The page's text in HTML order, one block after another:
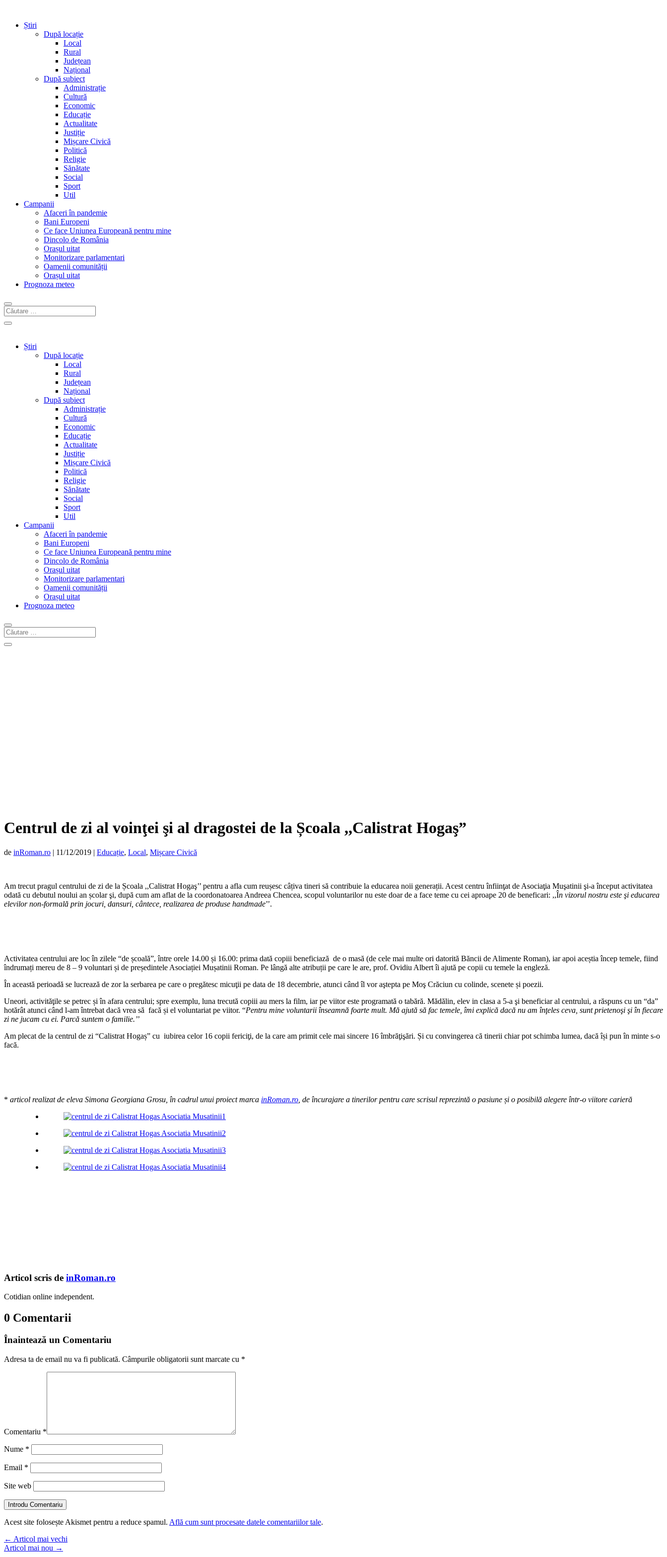
Știri
După locație
Local
Rural
Județean
Național
După subiect
Administrație
Cultură
Economic
Educație
Actualitate
Justiție
Mișcare Civică
Politică
Religie
Sănătate
Social
Sport
Util
Campanii
Afaceri în pandemie
Bani Europeni
Ce face Uniunea Europeană pentru mine
Dincolo de România
Orașul uitat
Monitorizare parlamentari
Oamenii comunității
Orașul uitat
Prognoza meteo
Știri
După locație
Local
Rural
Județean
Național
După subiect
Administrație
Cultură
Economic
Educație
Actualitate
Justiție
Mișcare Civică
Politică
Religie
Sănătate
Social
Sport
Util
Campanii
Afaceri în pandemie
Bani Europeni
Ce face Uniunea Europeană pentru mine
Dincolo de România
Orașul uitat
Monitorizare parlamentari
Oamenii comunității
Orașul uitat
Prognoza meteo
Centrul de zi al voinţei şi al dragostei de la Școala ,,Calistrat Hogaş”
de inRoman.ro | 11/12/2019 | Educație, Local, Mișcare Civică
Am trecut pragul centrului de zi de la Școala ,,Calistrat Hogaş’’ pentru a afla cum reușesc câțiva tineri să contribuie la educarea noii generații. Acest centru înfiinţat de Asociaţia Muşatinii şi-a început activitatea
odată cu debutul noului an școlar şi, după cum am aflat de la coordonatoarea Andreea Chencea, scopul voluntarilor nu este doar de a face teme cu cei aproape 20 de beneficari: ,,În vizorul nostru este şi educarea
elevilor non-formală prin jocuri, dansuri, cântece, realizarea de produse handmade’’.
Activitatea centrului are loc în zilele “de școală”, între orele 14.00 și 16.00: prima dată copiii beneficiază de o masă (de cele mai multe ori datorită Băncii de Alimente Roman), iar apoi aceștia încep temele, fiind
îndrumați mereu de 8 – 9 voluntari și de președintele Asociației Mușatinii Roman. Pe lângă alte atribuții pe care le are, prof. Ovidiu Albert îi ajută pe copii cu temele la engleză.
În această perioadă se lucrează de zor la serbarea pe care o pregătesc micuţii pe data de 18 decembrie, atunci când îl vor aştepta pe Moş Crăciun cu colinde, scenete și poezii.
Uneori, activităţile se petrec și în afara centrului; spre exemplu, luna trecută copiii au mers la film, iar pe viitor este programată o tabără. Mădălin, elev in clasa a 5-a şi beneficiar al centrului, a răspuns cu un “da”
hotărât atunci când l-am întrebat dacă vrea să facă și el voluntariat pe viitor. “Pentru mine voluntarii înseamnă foarte mult. Mă ajută să fac temele, îmi explică dacă nu am înţeles ceva, sunt prietenoşi şi în fiecare
zi ne jucam cu ei. Parcă suntem o familie.’’
Am plecat de la centrul de zi “Calistrat Hogaș” cu iubirea celor 16 copii fericiţi, de la care am primit cele mai sincere 16 îmbrăţişări. Și cu convingerea că tinerii chiar pot schimba lumea, dacă își pun în minte s-o
facă.
* articol realizat de eleva Simona Georgiana Grosu, în cadrul unui proiect marca inRoman.ro , de încurajare a tinerilor pentru care scrisul reprezintă o pasiune și o posibilă alegere într-o viitore carieră
Articol scris de inRoman.ro
Cotidian online independent.
0 Comentarii
Înaintează un Comentariu
Adresa ta de email nu va fi publicată. Câmpurile obligatorii sunt marcate cu *
Comentariu *
Nume *
Email *
Site web
Introdu Comentariu
Acest site folosește Akismet pentru a reduce spamul. Află cum sunt procesate datele comentariilor tale.
← Articol mai vechi
Articol mai nou →